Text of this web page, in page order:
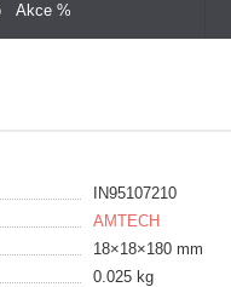
Akce %
IN95107210
AMTECH
18×18×180 mm
0.025 kg